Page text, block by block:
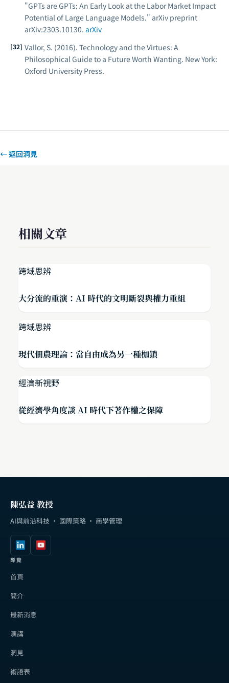
"GPTs are GPTs: An Early Look at the Labor Market Impact
Potential of Large Language Models." arXiv preprint
arXiv:2303.10130. arXiv
Vallor, S. (2016). Technology and the Virtues: A
Philosophical Guide to a Future Worth Wanting. New York:
Oxford University Press.
← 返回洞見
相關文章
跨域思辨
大分流的重演：AI 時代的文明斷裂與權力重組
跨域思辨
現代佃農理論：當自由成為另一種枷鎖
經濟新視野
從經濟學角度談 AI 時代下著作權之保障
陳弘益 教授
AI與前沿科技 · 國際策略 · 商學管理
導覽
首頁
簡介
最新消息
演講
洞見
術語表